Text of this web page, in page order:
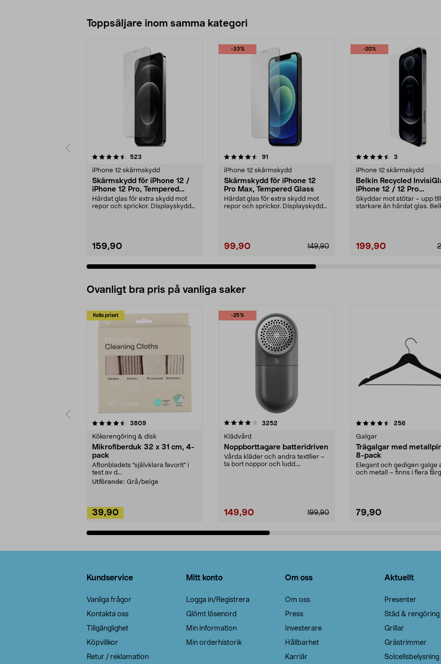
Toppsäljare inom samma kategori
523
iPhone 12 skärmskydd
Skärmskydd för iPhone 12 /
iPhone 12 Pro, Tempered
Glass
Härdat glas för extra skydd mot
repor och sprickor. Displayskyddet
159,90
-33%
4.5 av 5 stjärnor 91
iPhone 12 skärmskydd
Skärmskydd för iPhone 12
Pro Max, Tempered Glass
Härdat glas för extra skydd mot
repor och sprickor. Displayskyddet
99,90 149,90
-20%
4.5 av 5 stjärnor 3
iPhone 12 skärmskydd
Belkin Recycled
iPhone 12 / 12 Pro
skärmskydd
Skyddar mot stötar – upp
starkare än härdat glas.
199,90
3.0 av 5 stjärnor
Ovanligt bra pris på vanliga saker
Kolla priset
3809recensioner
Köksrengöring & disk
Mikrofiberduk 32 x 31 cm, 4-
pack
Aftonbladets "självklara favorit” i
test av d...
Utförande: Grå/beige
39,90
-25%
4.0av 5 stjärnor 3252
Klädvård
Noppborttagare batteridriven
Vårda kläder och andra textilier –
ta bort noppor och ludd.
199,90
149,90
4.5av 5 stjärnor 256recensioner
Galgar
Trägalgar med
8-pack
Elegant och gedigen galge
och metall – finns i flera
79,90
4.0av 5 stjärnor
Kundservice
Vanliga frågor
Kontakta oss
Tillgänglighet
Köpvillkor
Retur / reklamation
Mitt konto
Logga in/Registrera
Glömt lösenord
Min information
Min orderhistorik
Om oss
Om oss
Press
Investerare
Hållbarhet
Karriär
Aktuellt
Presenter
Städ & rengöring
Grillar
Grästrimmer
Solcellsbelysning